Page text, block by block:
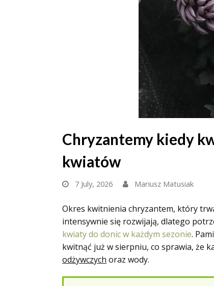
Chryzantemy kiedy
kwiatów
7 July, 2026 Mariusz Matusiak
Okres kwitnienia chryzantem, który
intensywnie się rozwijają, dlatego
kwiaty do donic w każdym sezonie.
kwitnąć już w sierpniu, co sprawia, że
odżywczych oraz wody.